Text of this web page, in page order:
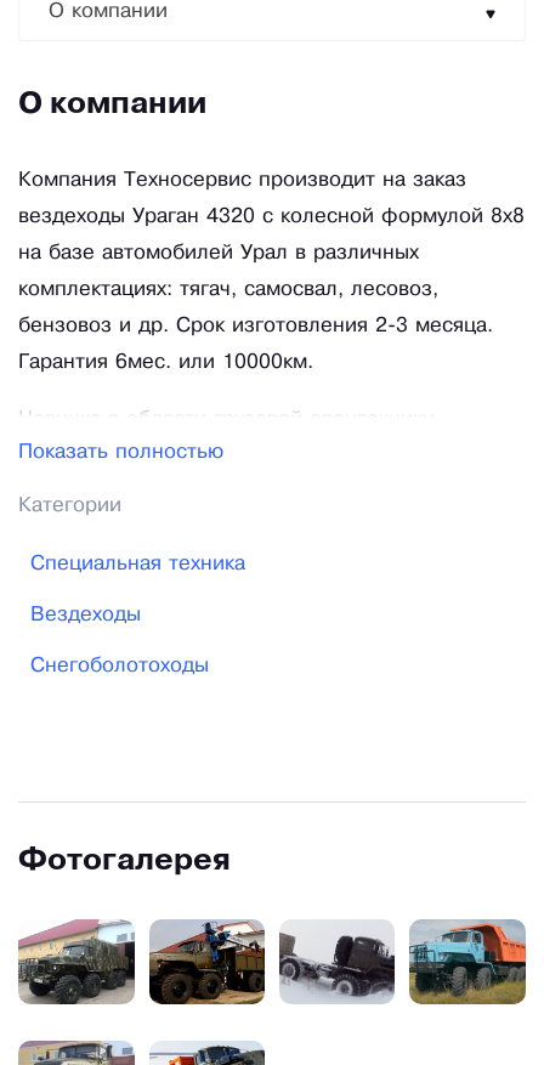
О компании
О компании
Компания Техносервис производит на заказ
вездеходы Ураган 4320 с колесной формулой 8х8
на базе автомобилей Урал в различных
комплектациях: тягач, самосвал, лесовоз,
бензовоз и др. Срок изготовления 2-3 месяца.
Гарантия 6мес. или 10000км.
Новинка в области грузовой спецтехники
повышенной проходимости двойного назначения
снегоболотоход УРаган с колесной формулой 8х8
прошли долгий путь разработки, испытаний и
сертификации. Традиционно мы оснащаем нашу
резиной модели ОИ-25. Разработанный для
для создания не только бортовых и тентованных
компоновки; для вахтовых автобусов, седельных
тягачей, трубовозов, автоцистерн и
спецоборудования для нефте- и газодобычи,
Показать полностью
Категории
Специальная техника
Вездеходы
Снегоболотоходы
Фотогалерея